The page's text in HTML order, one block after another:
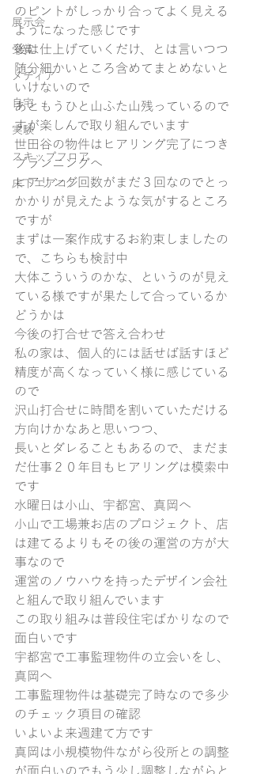
展示会
受賞
メディア
自宅
実験
スキップフロア
床下エアコン
のピントがしっかり合ってよく見える
ようになった感じです
後は仕上げていくだけ、とは言いつつ
随分細かいところ含めてまとめないと
いけないので
あともうひと山ふた山残っているので
すが楽しんで取り組んでいます
世田谷の物件はヒアリング完了につき
プランニングへ
ヒアリング回数がまだ３回なのでとっ
かかりが見えたような気がするところ
ですが
まずは一案作成するお約束しましたの
で、こちらも検討中
大体こういうのかな、というのが見え
ている様ですが果たして合っているか
どうかは
今後の打合せで答え合わせ
私の家は、個人的には話せば話すほど
精度が高くなっていく様に感じている
ので
沢山打合せに時間を割いていただける
方向けかなあと思いつつ、
長いとダレることもあるので、まだま
だ仕事２０年目もヒアリングは模索中
です
水曜日は小山、宇都宮、真岡へ
小山で工場兼お店のプロジェクト、店
は建てるよりもその後の運営の方が大
事なので
運営のノウハウを持ったデザイン会社
と組んで取り組んでいます
この取り組みは普段住宅ばかりなので
面白いです
宇都宮で工事監理物件の立会いをし、
真岡へ
工事監理物件は基礎完了時なので多少
のチェック項目の確認
いよいよ来週建て方です
真岡は小規模物件ながら役所との調整